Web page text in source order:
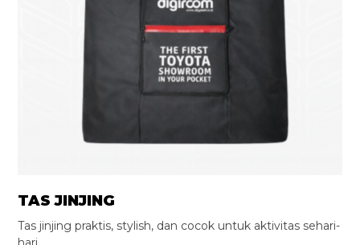
TAS JINJING
Tas jinjing praktis, stylish, dan cocok untuk aktivitas sehari-